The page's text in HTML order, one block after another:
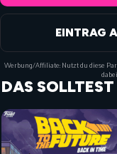
EINTRAG
Werbung/Affiliate: Nutzt du diese
DAS